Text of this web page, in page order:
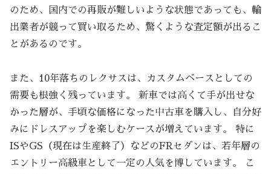
のため、国内での再販が難しいような状態であっても、輸
出業者が競って買い取るため、驚くような査定額が出るこ
とがあるのです。
また、10年落ちのレクサスは、カスタムベースとしての
需要も根強く残っています。 新車では高くて手が出せな
かった層が、手頃な価格になった中古車を購入し、自分好
みにドレスアップを楽しむケースが増えています。 特に
ISやGS（現在は生産終了）などのFRセダンは、若年層の
エントリー高級車として一定の人気を博しています。 こ